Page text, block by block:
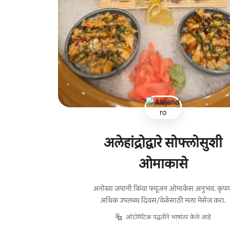
अलेहांद्रोद्वारे सोफ्लोसुशी
ओमाकासे
अनोखा जपानी किंवा फ्यूजन ओमाकेस अनुभव.
अधिक उपलब्ध दिवस/वेळेसाठी मला मेसेज करा.
ऑटोमॅटिक पद्धतीने भाषांतर केले आहे